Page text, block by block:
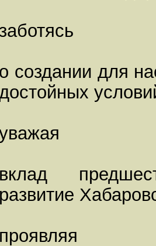
заботясь
о создании для
достойных
вклад
развитие
проявляя